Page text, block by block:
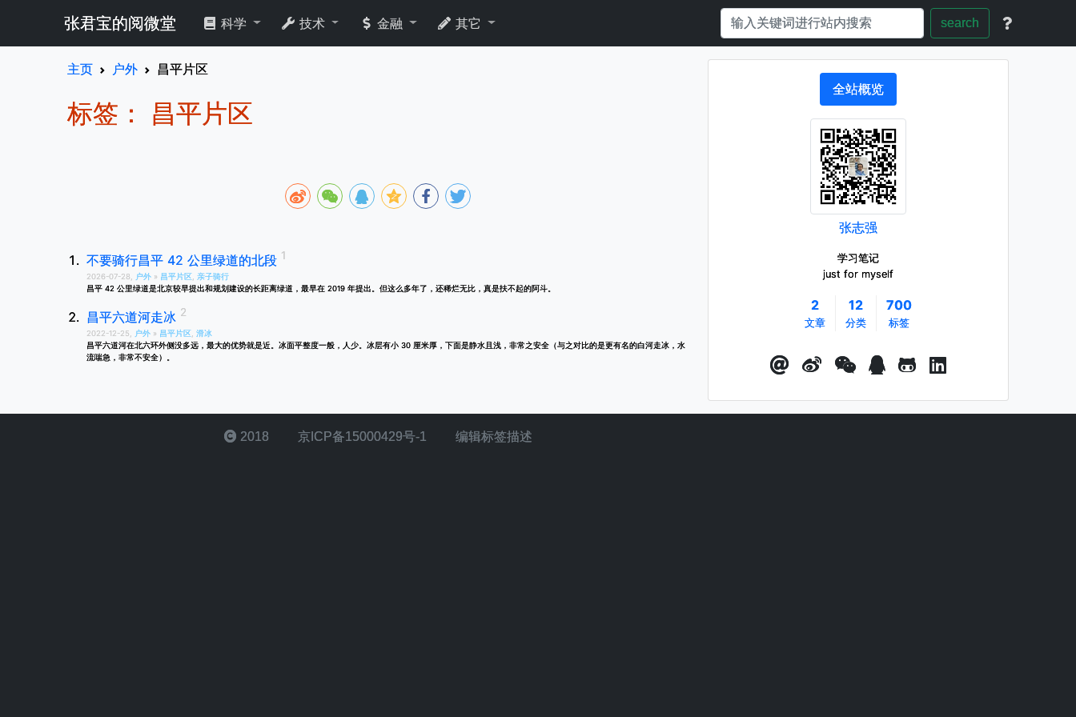
张君宝的阅微堂 科学 技术 金融 其它 search
主页 户外 昌平片区
标签： 昌平片区
不要骑行昌平 42 公里绿道的北段
2026-07-28, 户外 » 昌平片区 亲子骑行
昌平 42 公里绿道是北京较早提出和规划建设的长距离绿道，最早在 2019 年提出。但这么多年了，还稀烂无比，真是扶不起的阿斗。
昌平六道河走冰
2022-12-25, 户外 » 昌平片区 滑冰
昌平六道河在北六环外侧没多远，最大的优势就是近。冰面平整度一般，人少。冰层有小 30 厘米厚，下面是静水且浅，非常之安全（与之对比的是更有名的白河走冰，水
流喘急，非常不安全）。
全站概览
张志强
学习笔记
just for myself
2
文章
12
分类
700
标签
2018 京ICP备15000429号-1 编辑标签描述